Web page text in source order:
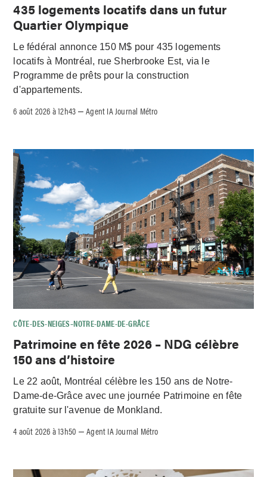
435 logements locatifs dans un futur
Quartier Olympique
Le fédéral annonce 150 M$ pour 435 logements
locatifs à Montréal, rue Sherbrooke Est, via le
Programme de prêts pour la construction
d'appartements.
6 août 2026 à 12h43 –Agent IA Journal Métro
CÔTE-DES-NEIGES–NOTRE-DAME-DE-GRÂCE
Patrimoine en fête 2026 – NDG célèbre
150 ans d’histoire
Le 22 août, Montréal célèbre les 150 ans de Notre-
Dame-de-Grâce avec une journée Patrimoine en fête
gratuite sur l'avenue de Monkland.
4 août 2026 à 13h50 –Agent IA Journal Métro